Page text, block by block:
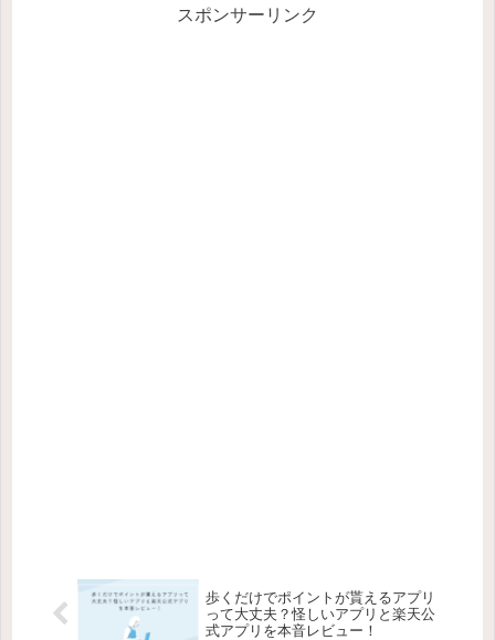
目当...
スポンサーリンク
歩くだけでポイントが貰えるアプリ
って大丈夫？怪しいアプリと楽天公
式アプリを本音レビュー！